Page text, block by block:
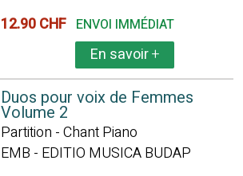
12.90 CHF ENVOI IMMÉDIAT
En savoir+
Duos pour voix de Femmes
Volume 2
Partition - Chant Piano
EMB - EDITIO MUSICA BUDAP